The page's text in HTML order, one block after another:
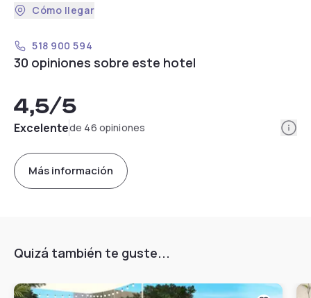
Cómo llegar
518 900 594
30 opiniones sobre este hotel
4,5/5
Excelentede 46 opiniones
Más información
Quizá también te guste...